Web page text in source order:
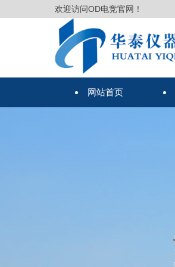
欢迎访问OD电竞官网！
网站首页